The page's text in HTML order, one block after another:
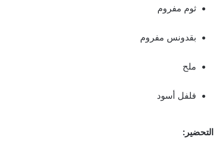
ثوم مفروم
بقدونس مفروم
ملح
فلفل أسود
التحضير: